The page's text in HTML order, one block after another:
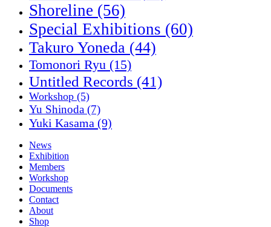
Shoreline (56)
Special Exhibitions (60)
Takuro Yoneda (44)
Tomonori Ryu (15)
Untitled Records (41)
Workshop (5)
Yu Shinoda (7)
Yuki Kasama (9)
News
Exhibition
Members
Workshop
Documents
Contact
About
Shop